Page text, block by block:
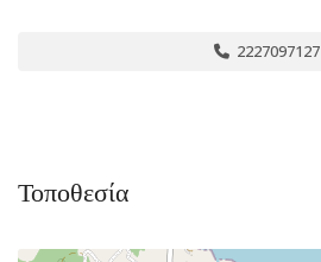
2227097127
Τοποθεσία